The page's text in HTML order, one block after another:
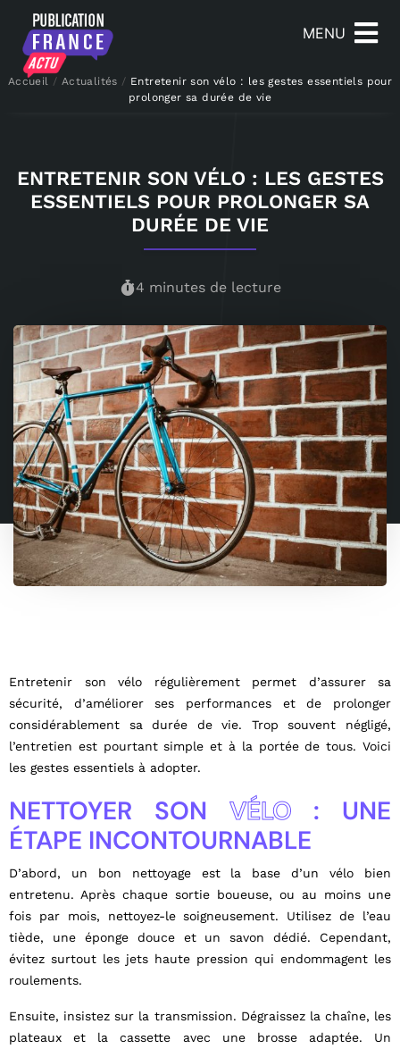
MENU
Accueil / Actualités / Entretenir son vélo : les gestes essentiels pour
prolonger sa durée de vie
ENTRETENIR SON VÉLO : LES GESTES
ESSENTIELS POUR PROLONGER SA
DURÉE DE VIE
4 minutes de lecture
Entretenir son vélo régulièrement permet d’assurer sa
sécurité, d’améliorer ses performances et de prolonger
considérablement sa durée de vie. Trop souvent négligé,
l’entretien est pourtant simple et à la portée de tous. Voici
les gestes essentiels à adopter.
NETTOYER SON VÉLO : UNE
ÉTAPE INCONTOURNABLE
D’abord, un bon nettoyage est la base d’un vélo bien
entretenu. Après chaque sortie boueuse, ou au moins une
fois par mois, nettoyez-le soigneusement. Utilisez de l’eau
tiède, une éponge douce et un savon dédié. Cependant,
évitez surtout les jets haute pression qui endommagent les
roulements.
Ensuite, insistez sur la transmission. Dégraissez la chaîne, les
plateaux et la cassette avec une brosse adaptée. Un